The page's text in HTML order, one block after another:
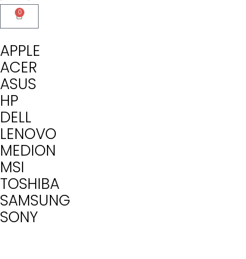
0
APPLE
ACER
ASUS
HP
DELL
LENOVO
MEDION
MSI
TOSHIBA
SAMSUNG
SONY